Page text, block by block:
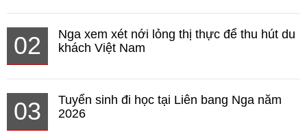
02
Nga xem xét nới lỏng thị thực để thu hút du
khách Việt Nam
03
Tuyển sinh đi học tại Liên bang Nga năm
2026